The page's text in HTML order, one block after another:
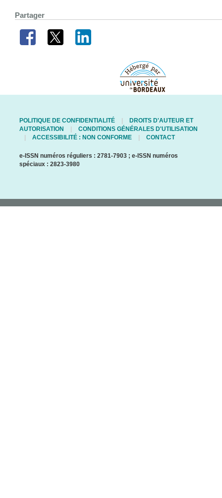
Partager
POLITIQUE DE CONFIDENTIALITÉ
DROITS D'AUTEUR ET
AUTORISATION
CONDITIONS GÉNÉRALES D'UTILISATION
ACCESSIBILITÉ : NON CONFORME
CONTACT
e-ISSN numéros réguliers : 2781-7903 ; e-ISSN numéros
spéciaux : 2823-3980